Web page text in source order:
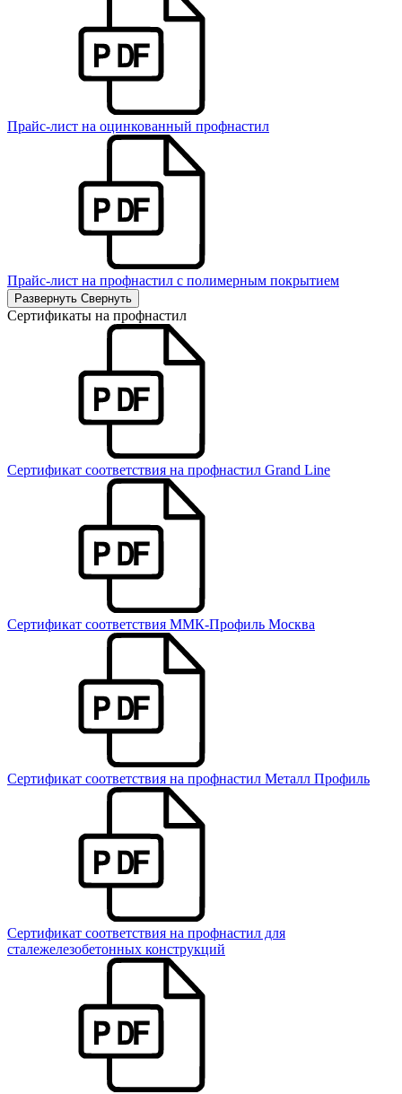
Прайс-лист на оцинкованный профнастил
Прайс-лист на профнастил с полимерным покрытием
Развернуть Свернуть
Сертификаты на профнастил
Сертификат соответствия на профнастил Grand Line
Сертификат соответствия ММК-Профиль Москва
Сертификат соответствия на профнастил Металл Профиль
Сертификат соответствия на профнастил для
сталежелезобетонных конструкций